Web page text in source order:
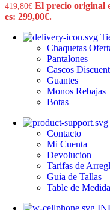
419,80€ El precio original
es: 299,00€.
Chaquetas
Pantalones
Cascos
Guantes
Monos Rebajas
Botas
Contacto
Mi Cuenta
Devolucion
Tarifas de
Guia de Tallas
Table de Medida